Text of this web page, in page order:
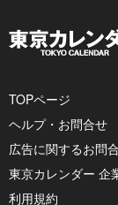
TOPページ
ヘルプ・お問合せ
広告に関するお問
東京カレンダー 企
利用規約